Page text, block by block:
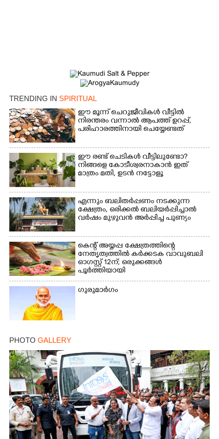
TRENDING IN SPIRITUAL
ഈ മൂന്ന് ചെറുജീവികൾ വീട്ടിൽ
നിരന്തരം വന്നാൽ ആപത്ത് ഉറപ്പ്,​
പരിഹാരത്തിനായി ചെയ്യേണ്ടത്
ഈ രണ്ട് ചെടികൾ വീട്ടിലുണ്ടോ?​
നിങ്ങളെ കോടീശ്വരനാകാൻ ഇത്
മാത്രം മതി,​ ഉടൻ നട്ടോളൂ
എന്നും ബലിതർപ്പണം നടക്കുന്ന
ക്ഷേത്രം,​ ഒരിക്കൽ ബലിയർപ്പിച്ചാൽ
വർഷം മുഴുവൻ അർപ്പിച്ച പുണ്യം
കെന്റ് അയ്യപ്പ ക്ഷേത്രത്തിന്റെ
നേതൃത്വത്തിൽ കർക്കടക വാവുബലി
ഓഗസ്റ്റ് 12ന്; ഒരുക്കങ്ങൾ
പൂർത്തിയായി
ഗുരുമാർഗം
PHOTO GALLERY
×
Share this link
Copy Link